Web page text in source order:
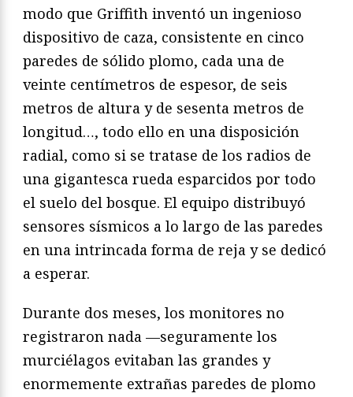
modo que Griffith inventó un ingenioso
dispositivo de caza, consistente en cinco
paredes de sólido plomo, cada una de
veinte centímetros de espesor, de seis
metros de altura y de sesenta metros de
longitud…, todo ello en una disposición
radial, como si se tratase de los radios de
una gigantesca rueda esparcidos por todo
el suelo del bosque. El equipo distribuyó
sensores sísmicos a lo largo de las paredes
en una intrincada forma de reja y se dedicó
a esperar.
Durante dos meses, los monitores no
registraron nada —seguramente los
murciélagos evitaban las grandes y
enormemente extrañas paredes de plomo